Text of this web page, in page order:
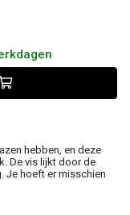
​​hebben, en deze
De vis lijkt door de
Je hoeft er misschien